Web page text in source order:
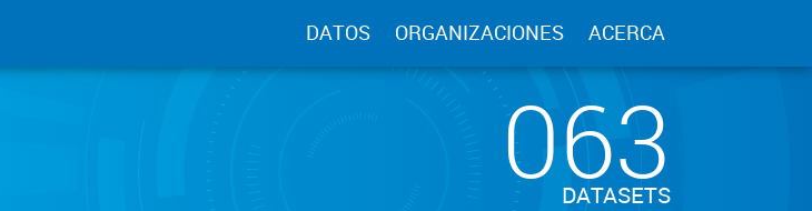
DATOS ORGANIZACIONES ACERCA
063
DATASETS